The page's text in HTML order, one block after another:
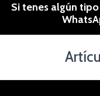
Si tenes algún